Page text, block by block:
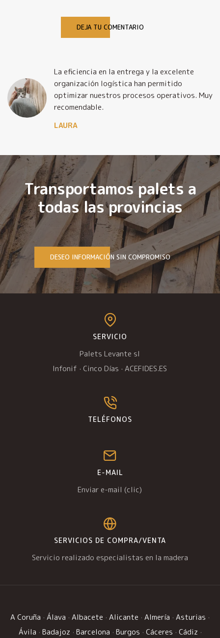
DEJA TU COMENTARIO
La eficiencia en la entrega y la excelente
organización logística han permitido
optimizar nuestros procesos operativos. Muy
recomendable.
LAURA
Transportamos palets a
todas las provincias
DESEO INFORMACIÓN SIN COMPROMISO
SERVICIO
Palets Levante sl
Infonif ·Cinco Días ·ACEFIDES.ES
TELÉFONOS
E-MAIL
Enviar e-mail (clic)
SERVICIOS DE COMPRA/VENTA
Servicio realizado especialistas en la madera
A Coruña · Álava · Albacete · Alicante · Almería · Asturias ·
Ávila · Badajoz · Barcelona · Burgos · Cáceres · Cádiz ·